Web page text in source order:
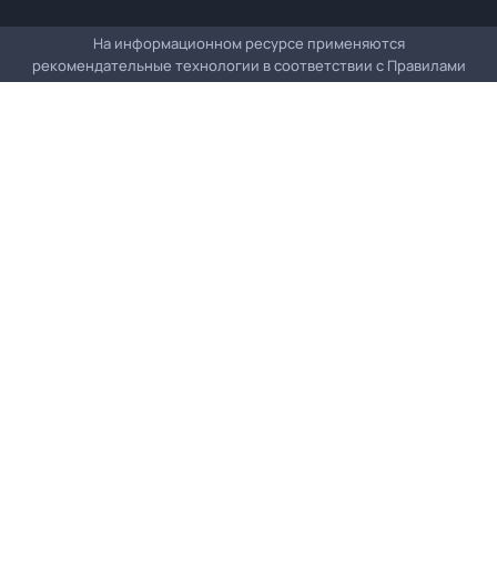
На информационном ресурсе применяются
рекомендательные технологии в соответствии с Правилами